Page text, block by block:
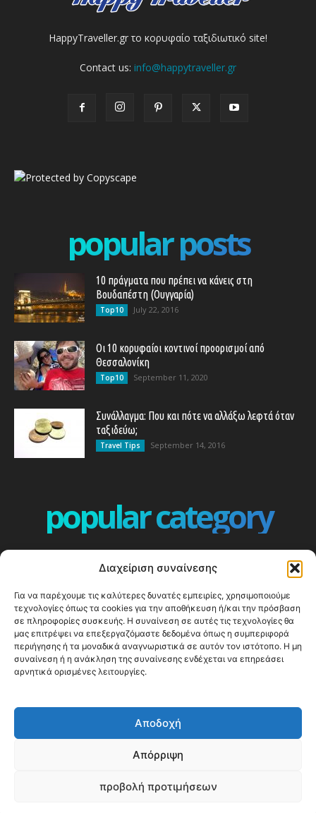
Διαχείριση συναίνεσης
Για να παρέχουμε τις καλύτερες δυνατές εμπειρίες, χρησιμοποιούμε
τεχνολογίες όπως τα cookies για την αποθήκευση ή/και την πρόσβαση
σε πληροφορίες συσκευής. Η συναίνεση σε αυτές τις τεχνολογίες θα
μας επιτρέψει να επεξεργαζόμαστε δεδομένα όπως η συμπεριφορά
περιήγησης ή τα μοναδικά αναγνωριστικά σε αυτόν τον ιστότοπο. Η μη
συναίνεση ή η ανάκληση της συναίνεσης ενδέχεται να επηρεάσει
αρνητικά ορισμένες λειτουργίες.
Αποδοχή
Απόρριψη
προβολή προτιμήσεων
HappyTraveller.gr το κορυφαίο ταξιδιωτικό site!
Contact us: info@happytraveller.gr
popular posts
10 πράγματα που πρέπει να κάνεις στη
Βουδαπέστη (Ουγγαρία)
Top10 July 22, 2016
Οι 10 κορυφαίοι κοντινοί προορισμοί από
Θεσσαλονίκη
Top10 September 11, 2020
Συνάλλαγμα: Που και πότε να αλλάξω λεφτά όταν
ταξιδεύω;
Travel Tips September 14, 2016
popular category
360
ΕΥΡΩΠΗ
332
ΚΟΣΜΟΣ - WORLD
328
Top10
303
Cool spots
ΝΗΣΙΑ
244
© Happy Traveller 2014-2025